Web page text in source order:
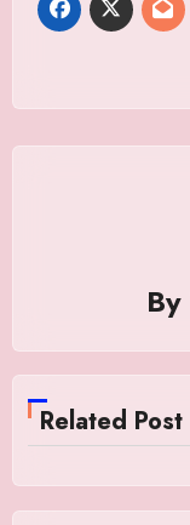
By
Related Post